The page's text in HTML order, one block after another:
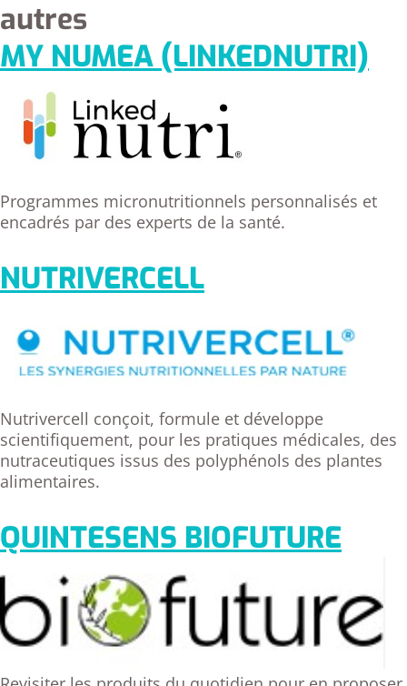
autres
MY NUMEA (LINKEDNUTRI)
Programmes micronutritionnels personnalisés et
encadrés par des experts de la santé.
NUTRIVERCELL
Nutrivercell conçoit, formule et développe
scientifiquement, pour les pratiques médicales, des
nutraceutiques issus des polyphénols des plantes
alimentaires.
QUINTESENS BIOFUTURE